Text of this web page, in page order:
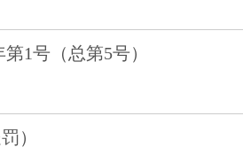
1号（总第5号）
）